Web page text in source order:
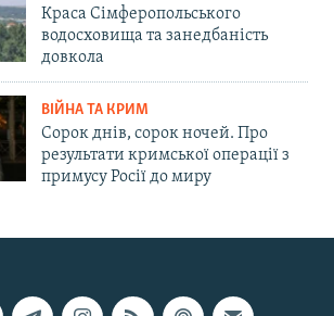
Краса Сімферопольського
водосховища та занедбаність
довкола
ВІЙНА ТА КРИМ
Сорок днів, сорок ночей. Про
результати кримської операції з
примусу Росії до миру